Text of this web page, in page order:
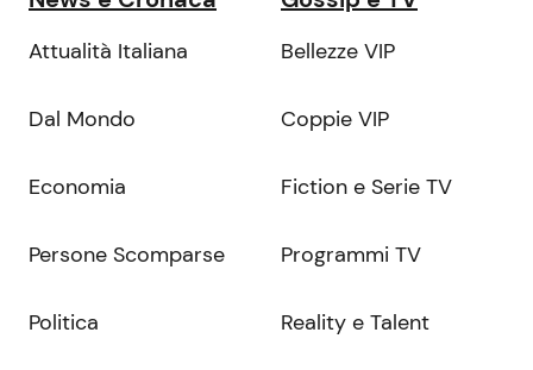
Attualità Italiana
Dal Mondo
Economia
Persone Scomparse
Politica
Bellezze VIP
Coppie VIP
Fiction e Serie TV
Programmi TV
Reality e Talent